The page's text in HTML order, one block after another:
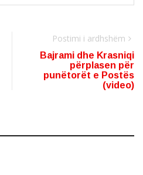
Postimi i ardhshëm
Bajrami dhe Krasniqi
përplasen për
punëtorët e Postës
(video)